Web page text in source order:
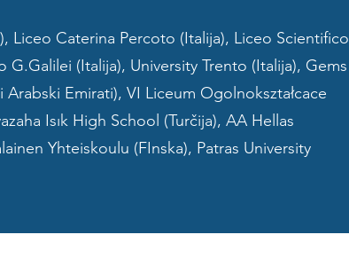
Liceo Caterina Percoto (Italija), Liceo Scientifico
(Italija), University Trento (Italija), Gems
Emirati), VI Liceum Ogolnokształcace
Isık High School (Turčija), AA Hellas
Yhteiskoulu (FInska), Patras University